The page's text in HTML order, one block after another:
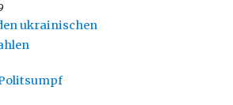
ukrainischen